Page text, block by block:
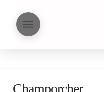
Champorcher